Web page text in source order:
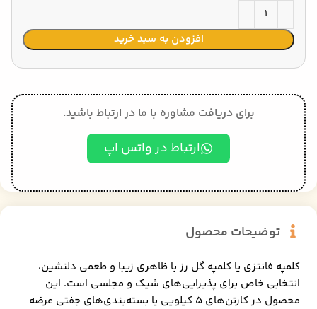
افزودن به سبد خرید
برای دریافت مشاوره با ما در ارتباط باشید.
ارتباط در واتس اپ
توضیحات محصول
کلمپه فانتزی یا کلمپه گل رز با ظاهری زیبا و طعمی دلنشین،
انتخابی خاص برای پذیرایی‌های شیک و مجلسی است. این
محصول در کارتن‌های ۵ کیلویی یا بسته‌بندی‌های جفتی عرضه